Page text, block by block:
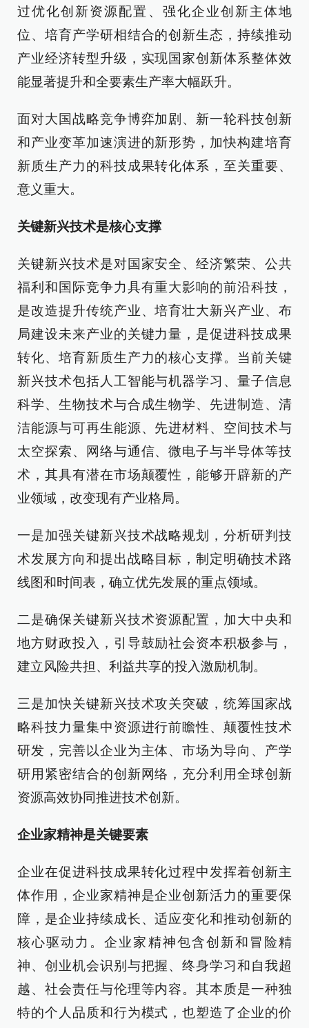
过优化创新资源配置、强化企业创新主体地
位、培育产学研相结合的创新生态，持续推动
产业经济转型升级，实现国家创新体系整体效
能显著提升和全要素生产率大幅跃升。
面对大国战略竞争博弈加剧、新一轮科技创新
和产业变革加速演进的新形势，加快构建培育
新质生产力的科技成果转化体系，至关重要、
意义重大。
关键新兴技术是核心支撑
关键新兴技术是对国家安全、经济繁荣、公共
福利和国际竞争力具有重大影响的前沿科技，
是改造提升传统产业、培育壮大新兴产业、布
局建设未来产业的关键力量，是促进科技成果
转化、培育新质生产力的核心支撑。当前关键
新兴技术包括人工智能与机器学习、量子信息
科学、生物技术与合成生物学、先进制造、清
洁能源与可再生能源、先进材料、空间技术与
太空探索、网络与通信、微电子与半导体等技
术，其具有潜在市场颠覆性，能够开辟新的产
业领域，改变现有产业格局。
一是加强关键新兴技术战略规划，分析研判技
术发展方向和提出战略目标，制定明确技术路
线图和时间表，确立优先发展的重点领域。
二是确保关键新兴技术资源配置，加大中央和
地方财政投入，引导鼓励社会资本积极参与，
建立风险共担、利益共享的投入激励机制。
三是加快关键新兴技术攻关突破，统筹国家战
略科技力量集中资源进行前瞻性、颠覆性技术
研发，完善以企业为主体、市场为导向、产学
研用紧密结合的创新网络，充分利用全球创新
资源高效协同推进技术创新。
企业家精神是关键要素
企业在促进科技成果转化过程中发挥着创新主
体作用，企业家精神是企业创新活力的重要保
障，是企业持续成长、适应变化和推动创新的
核心驱动力。企业家精神包含创新和冒险精
神、创业机会识别与把握、终身学习和自我超
越、社会责任与伦理等内容。其本质是一种独
特的个人品质和行为模式，也塑造了企业的价